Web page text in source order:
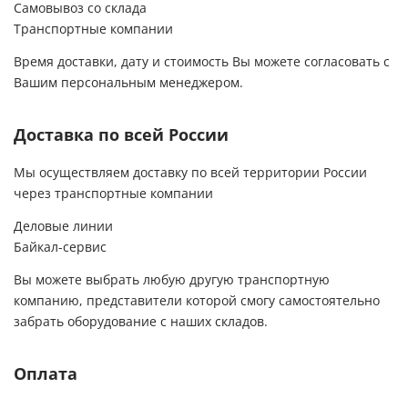
Самовывоз со склада
Транспортные компании
Время доставки, дату и стоимость Вы можете согласовать с
Вашим персональным менеджером.
Доставка по всей России
Мы осуществляем доставку по всей территории России
через транспортные компании
Деловые линии
Байкал-сервис
Вы можете выбрать любую другую транспортную
компанию, представители которой смогу самостоятельно
забрать оборудование с наших складов.
Оплата